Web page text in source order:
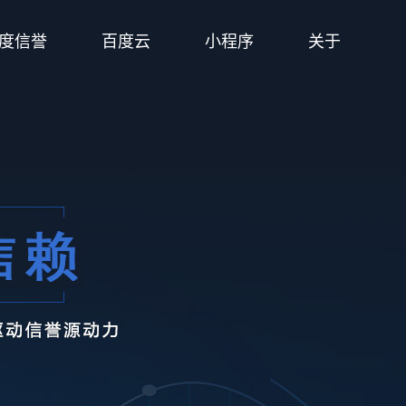
信誉 百度云 小程序 关于